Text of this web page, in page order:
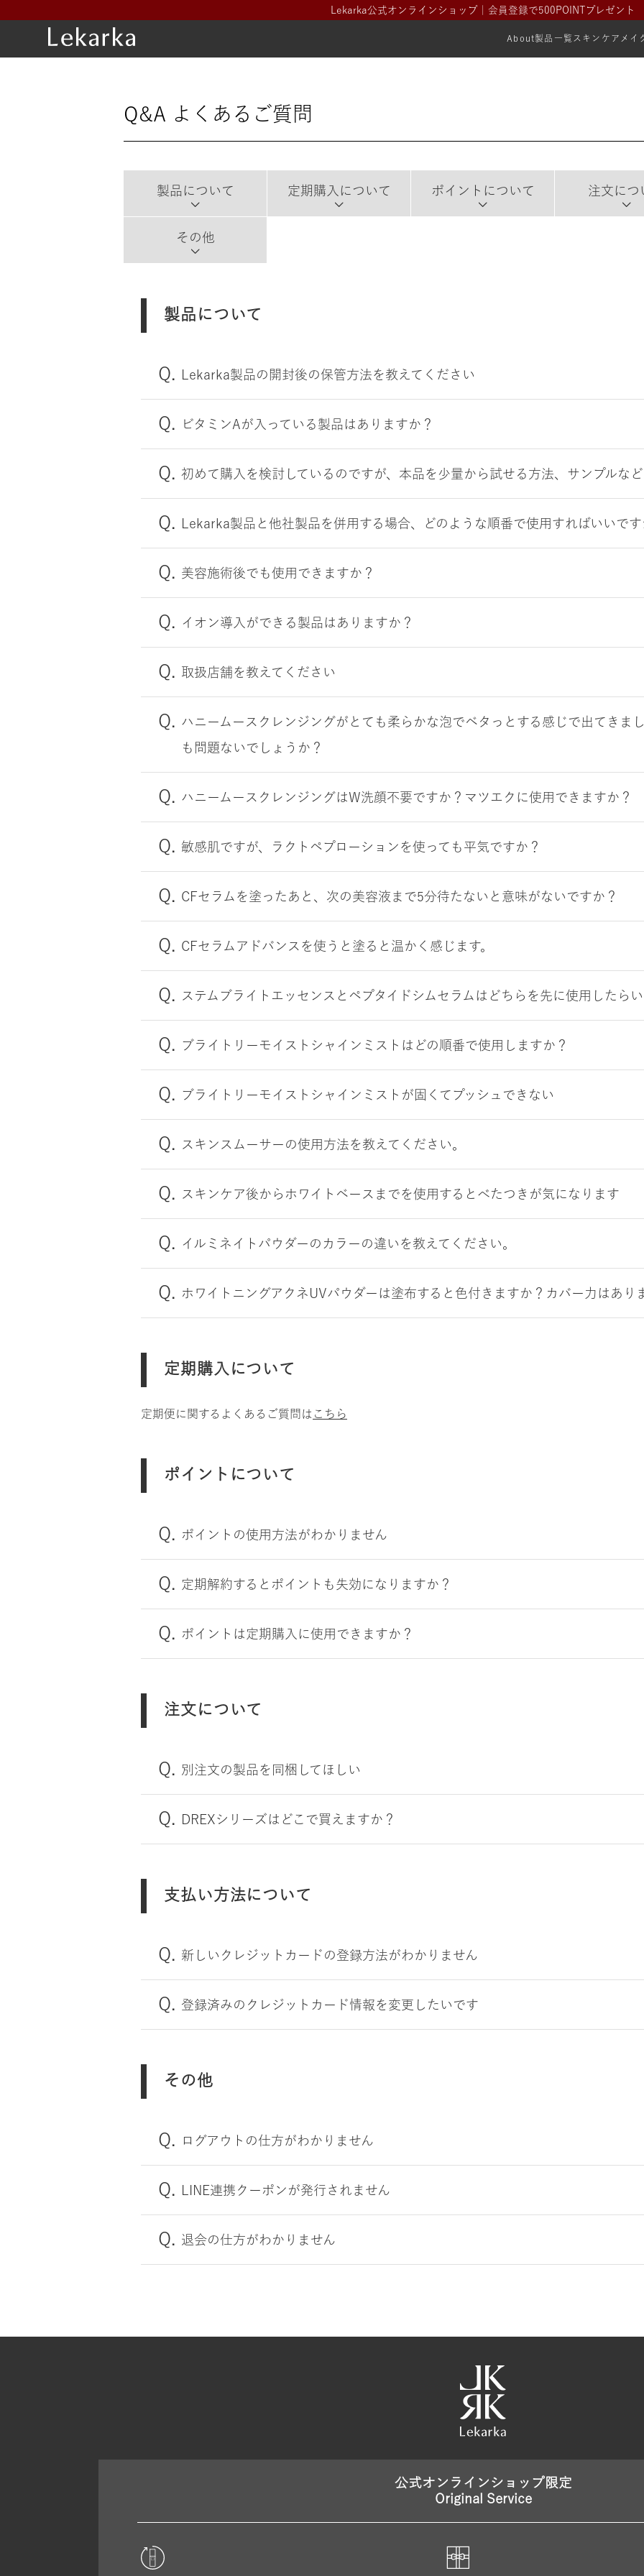
Lekarka公式オンラインショップ｜会員登録で500POINTプレゼント
About製品一覧 スキンケア メイ
Q&A よくあるご質問
製品について 定期購入について ポイントについて 注文につ
その他
製品について
Lekarka製品の開封後の保管方法を教えてください
ビタミンAが入っている製品はありますか？
初めて購入を検討しているのですが、本品を少量から試せる方法、サンプルな
Lekarka製品と他社製品を併用する場合、どのような順番で使用すればいいで
美容施術後でも使用できますか？
イオン導入ができる製品はありますか？
取扱店舗を教えてください
ハニームースクレンジングがとても柔らかな泡でベタっとする感じで出てきま
も問題ないでしょうか？
ハニームースクレンジングはW洗顔不要ですか？マツエクに使用できますか？
敏感肌ですが、ラクトペプローションを使っても平気ですか？
CFセラムを塗ったあと、次の美容液まで5分待たないと意味がないですか？
CFセラムアドバンスを使うと塗ると温かく感じます。
ステムブライトエッセンスとペプタイドシムセラムはどちらを先に使用したら
ブライトリーモイストシャインミストはどの順番で使用しますか？
ブライトリーモイストシャインミストが固くてプッシュできない
スキンスムーサーの使用方法を教えてください。
スキンケア後からホワイトベースまでを使用するとべたつきが気になります
イルミネイトパウダーのカラーの違いを教えてください。
ホワイトニングアクネUVパウダーは塗布すると色付きますか？カバー力はあり
定期購入について
定期便に関するよくあるご質問は こちら
ポイントについて
ポイントの使用方法がわかりません
定期解約するとポイントも失効になりますか？
ポイントは定期購入に使用できますか？
注文について
別注文の製品を同梱してほしい
DREXシリーズはどこで買えますか？
支払い方法について
新しいクレジットカードの登録方法がわかりません
登録済みのクレジットカード情報を変更したいです
その他
ログアウトの仕方がわかりません
LINE連携クーポンが発行されません
退会の仕方がわかりません
公式オンラインショップ限定
Original Service